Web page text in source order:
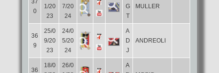
37
0
1/20
23
7/20
24
G
T
MULLER
36
9
25/0
9/20
23
24/0
5/20
24
A
D
J
ANDREOLI
36
18/0
26/0
A